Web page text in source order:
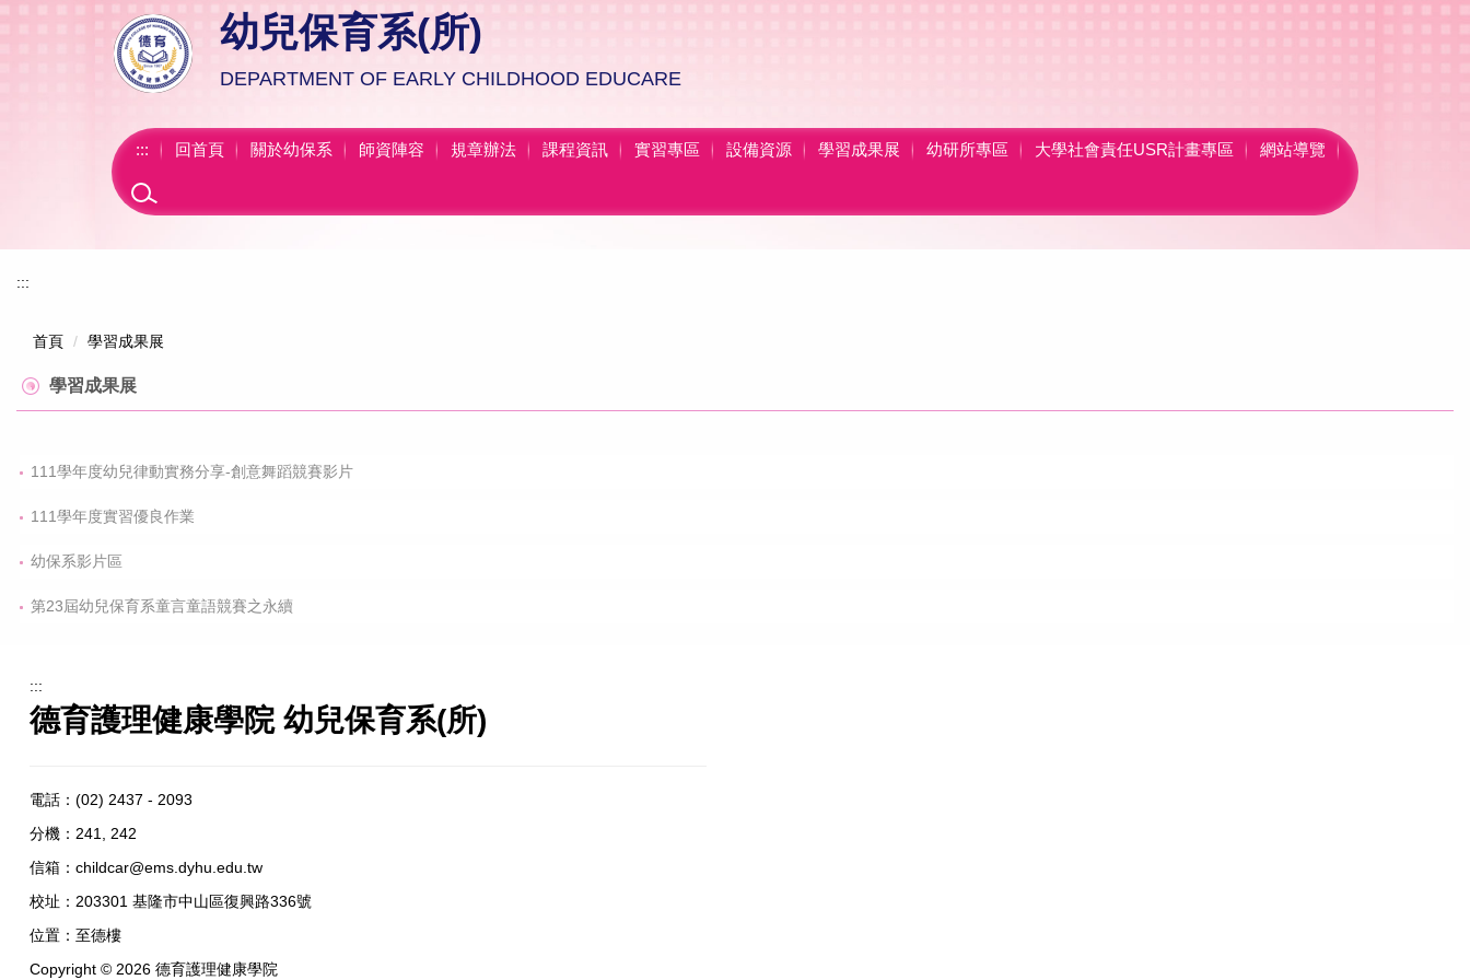
幼兒保育系(所)
DEPARTMENT OF EARLY CHILDHOOD EDUCARE
::: 回首頁 關於幼保系 師資陣容 規章辦法 課程資訊 實習專區 設備資源 學習成果展 幼研所專區 大學社會責任USR計畫專區 網站導覽
:::
首頁 學習成果展
學習成果展
111學年度幼兒律動實務分享-創意舞蹈競賽影片
111學年度實習優良作業
幼保系影片區
第23屆幼兒保育系童言童語競賽之永續
:::
德育護理健康學院 幼兒保育系(所)
電話： (02) 2437 - 2093
分機：241, 242
信箱： childcar@ems.dyhu.edu.tw
校址： 203301 基隆市中山區復興路336號
位置： 至德樓
Copyright © 2026德育護理健康學院